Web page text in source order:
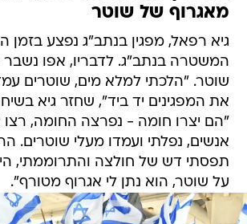
מאגרוף של שוטר
גיא רפאל, מפגין בנתב"ג נפצע בזמן
המשטרה בנתב"ג. לדבריו, אפו
שוטר. "הלכתי למלא מים, שוטרים
את המפגינים יד ביד", שחזר גיא
"הם יצרו חומה - נפרצה החומה, רצו
אנשים, נפלתי ועמדו מעלי שוטרים.
תפסתי דש של חולצה והתרוממתי,
על שוטר, הוא נתן לי אגרוף מטורף".